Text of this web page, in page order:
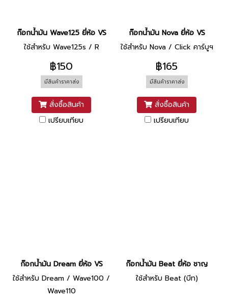
ก๊อกน้ำมัน Wave125 ยี่ห้อ VS
ใช้สำหรับ Wave125s / R
฿150
มีสินค้าราคาส่ง
สั่งซื้อสินค้า
เปรียบเทียบ
ก๊อกน้ำมัน Nova ยี่ห้อ VS
ใช้สำหรับ Nova / Click คาร์บูฯ
฿165
มีสินค้าราคาส่ง
สั่งซื้อสินค้า
เปรียบเทียบ
ก๊อกน้ำมัน Dream ยี่ห้อ VS
ใช้สำหรับ Dream / Wave100 /
Wave110
ก๊อกน้ำมัน Beat ยี่ห้อ ชาญ
ใช้สำหรับ Beat (บีท)